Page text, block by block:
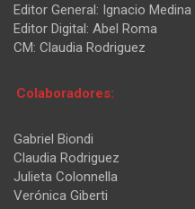
Editor General: Ignacio Medina
Editor Digital: Abel Roma
CM: Claudia Rodriguez
Colaboradores:
Gabriel Biondi
Claudia Rodriguez
Julieta Colonnella
Verónica Giberti